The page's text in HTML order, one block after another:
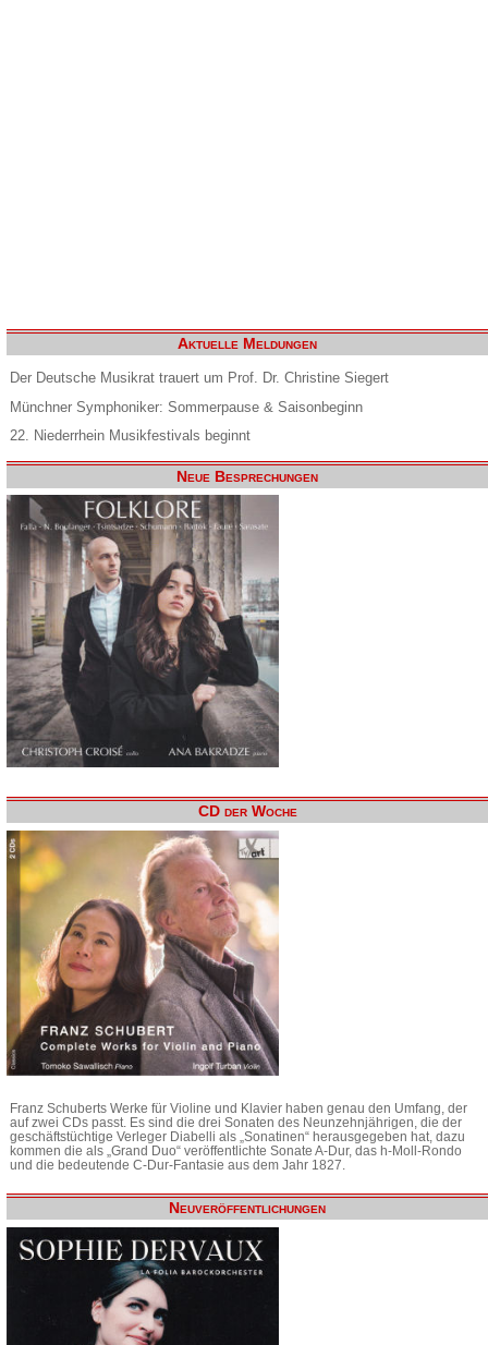
Aktuelle Meldungen
Der Deutsche Musikrat trauert um Prof. Dr. Christine Siegert
Münchner Symphoniker: Sommerpause & Saisonbeginn
22. Niederrhein Musikfestivals beginnt
Neue Besprechungen
CD der Woche
Franz Schuberts Werke für Violine und Klavier haben genau den Umfang, der
auf zwei CDs passt. Es sind die drei Sonaten des Neunzehnjährigen, die der
geschäftstüchtige Verleger Diabelli als „Sonatinen“ herausgegeben hat, dazu
kommen die als „Grand Duo“ veröffentlichte Sonate A-Dur, das h-Moll-Rondo
und die bedeutende C-Dur-Fantasie aus dem Jahr 1827.
Neuveröffentlichungen